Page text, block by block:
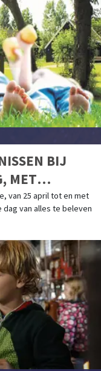
BIJ
MET
DOOR HET
van 25 april tot en met
dag van alles te beleven